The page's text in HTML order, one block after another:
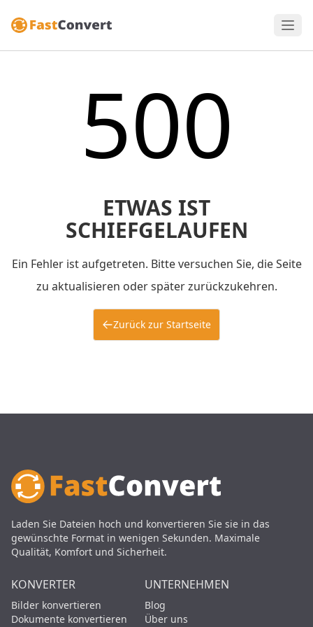
500
ETWAS IST
SCHIEFGELAUFEN
Ein Fehler ist aufgetreten. Bitte versuchen Sie, die Seite
zu aktualisieren oder später zurückzukehren.
Zurück zur Startseite
Laden Sie Dateien hoch und konvertieren Sie sie in das
gewünschte Format in wenigen Sekunden. Maximale
Qualität, Komfort und Sicherheit.
KONVERTER
Bilder konvertieren
Dokumente konvertieren
UNTERNEHMEN
Blog
Über uns